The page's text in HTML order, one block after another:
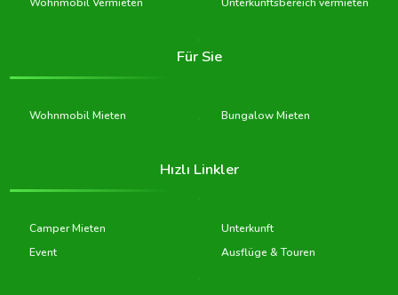
Wohnmobil Vermieten Unterkunftsbereich vermieten
Für Sie
Wohnmobil Mieten Bungalow Mieten
Hızlı Linkler
Camper Mieten
Unterkunft
Event
Ausflüge & Touren